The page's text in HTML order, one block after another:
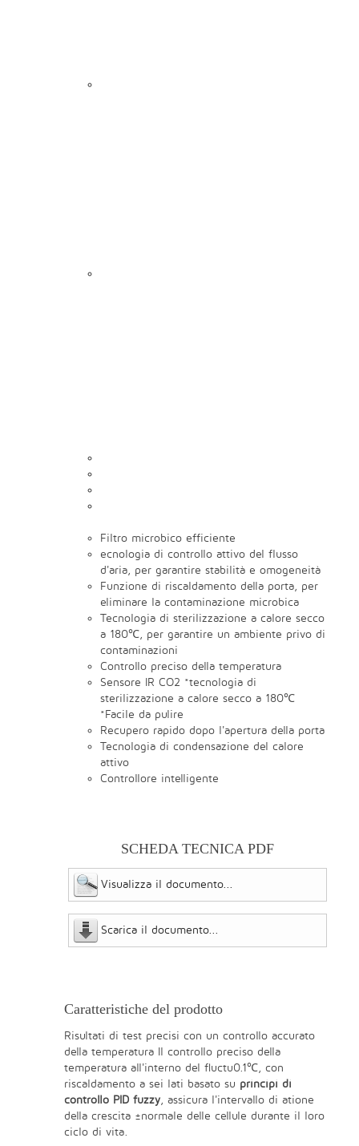
Filtro microbico efficiente
ecnologia di controllo attivo del flusso
d'aria, per garantire stabilità e omogeneità
Funzione di riscaldamento della porta, per
eliminare la contaminazione microbica
Tecnologia di sterilizzazione a calore secco
a 180℃, per garantire un ambiente privo di
contaminazioni
Controllo preciso della temperatura
Sensore IR CO2 *tecnologia di
sterilizzazione a calore secco a 180℃
*Facile da pulire
Recupero rapido dopo l'apertura della porta
Tecnologia di condensazione del calore
attivo
Controllore intelligente
SCHEDA TECNICA PDF
Visualizza il documento...
Scarica il documento...
Caratteristiche del prodotto
Risultati di test precisi con un controllo accurato
della temperatura Il controllo preciso della
temperatura all'interno del ﬂuctu0.1℃, con
riscaldamento a sei lati basato su principi di
controllo PID fuzzy , assicura l'intervallo di atione
della crescita ±normale delle cellule durante il loro
ciclo di vita.